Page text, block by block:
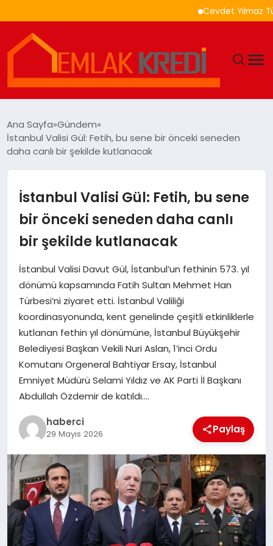
Cevdet Yılmaz
EKONOMI
MAGAZIN
SAĞLIK
SIYASET
SPOR
TEKNOLOJI
YAŞAM
Ana Sayfa Gündem
İstanbul Valisi Gül: Fetih, bu sene bir önceki seneden
daha canlı bir şekilde kutlanacak
İstanbul Valisi Gül: Fetih, bu sene
bir önceki seneden daha canlı
bir şekilde kutlanacak
İstanbul Valisi Davut Gül, İstanbul’un fethinin 573. yıl
dönümü kapsamında Fatih Sultan Mehmet Han
Türbesi’ni ziyaret etti. İstanbul Valiliği
koordinasyonunda, kent genelinde çeşitli etkinliklerle
kutlanan fethin yıl dönümüne, İstanbul Büyükşehir
Belediyesi Başkan Vekili Nuri Aslan, 1’inci Ordu
Komutanı Orgeneral Bahtiyar Ersay, İstanbul
Emniyet Müdürü Selami Yıldız ve AK Parti İl Başkanı
Abdullah Özdemir de katıldı….
haberci
29 Mayıs 2026 Paylaş